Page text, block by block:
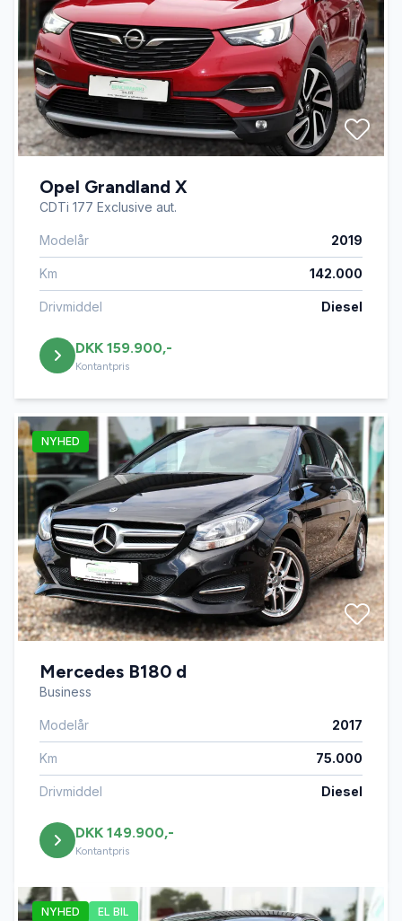
Opel Grandland X
CDTi 177 Exclusive aut.
Modelår 2019
Km 142.000
Drivmiddel Diesel
DKK 159.900,-
Kontantpris
NYHED
Mercedes B180 d
Business
Modelår 2017
Km 75.000
Drivmiddel Diesel
DKK 149.900,-
Kontantpris
NYHED EL BIL